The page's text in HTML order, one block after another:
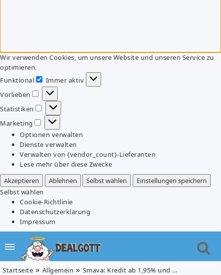
Wir verwenden Cookies, um unsere Website und unseren Service zu
optimieren.
Funktional
Funktional
Immer aktiv
Vorlieben
Vorlieben
Statistiken
Statistiken
Marketing
Marketing
Optionen verwalten
Dienste verwalten
Verwalten von {vendor_count}-Lieferanten
Lese mehr über diese Zwecke
Akzeptieren
Ablehnen Selbst wählen
Einstellungen speichern
Selbst wählen
Cookie-Richtlinie
Datenschutzerklärung
Impressum
Startseite Allgemein Smava: Kredit ab 1,95% und bis zu 1.000€ Amazon Gutschein als Prämie – dadurch teilweise mit Gewinn (bis zu 234,40€) Kredit abschließen